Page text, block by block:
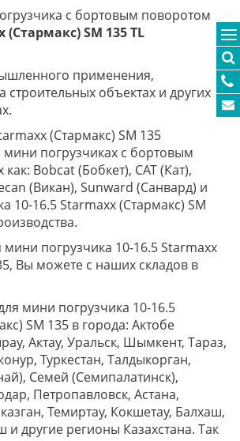
с бортовым поворотом
(Стармакс) SM 135 TL
применения,
строительных объектах и других
(Стармакс) SM 135
погрузчиках с бортовым
Bobcat (Бобкет), CAT (Кат),
(Викан), Sunward (Санвард) и
10-16.5 Starmaxx (Стармакс) SM
погрузчика 10-16.5 Starmaxx
Вы можете с наших складов в
мини погрузчика 10-16.5
SM 135 в города: Актобе
Актау, Уральск, Шымкент, Тараз,
Туркестан, Талдыкорган,
Семей (Семипалатинск),
Петропавловск, Астана,
Темиртау, Кокшетау, Балхаш,
другие регионы Казахстана. Так